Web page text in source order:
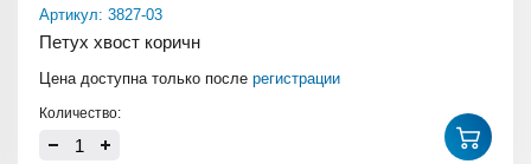
Артикул: 3827-03
Петух хвост коричн
Цена доступна только после регистрации
Количество: